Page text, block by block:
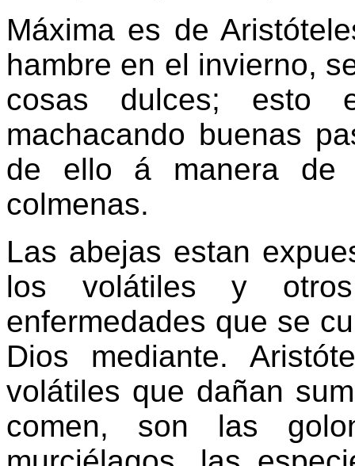
Máxima es de
hambre en el invierno,
cosas dulces; esto
machacando buenas
de ello á manera de
colmenas.
Las abejas estan
los volátiles y
enfermedades que se
Dios mediante.
volátiles que dañan
comen, son las